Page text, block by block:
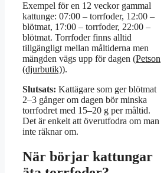
Exempel för en 12 veckor gammal
kattunge: 07:00 – torrfoder, 12:00 –
blötmat, 17:00 – torrfoder, 22:00 –
blötmat. Torrfoder finns alltid
tillgängligt mellan måltiderna men
mängden vägs upp för dagen (Petson
(djurbutik)).
Slutsats: Kattägare som ger blötmat
2–3 gånger om dagen bör minska
torrfodret med 15–20 g per måltid.
Det är enkelt att överutfodra om man
inte räknar om.
När börjar kattungar